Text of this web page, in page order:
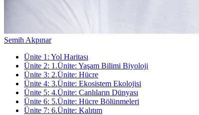
Semih Akpınar
Ünite 1 : Yol Haritası
Ünite 2: 1.Ünite: Yaşam Bilimi Biyoloji
Ünite 3: 2.Ünite: Hücre
Ünite 4: 3.Ünite: Ekosistem Ekolojisi
Ünite 5: 4.Ünite: Canlıların Dünyası
Ünite 6: 5.Ünite: Hücre Bölünmeleri
Ünite 7: 6.Ünite: Kalıtım